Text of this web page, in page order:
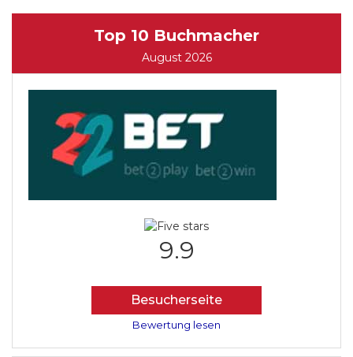
Top 10 Buchmacher
August 2026
9.9
Besucherseite
Bewertung lesen